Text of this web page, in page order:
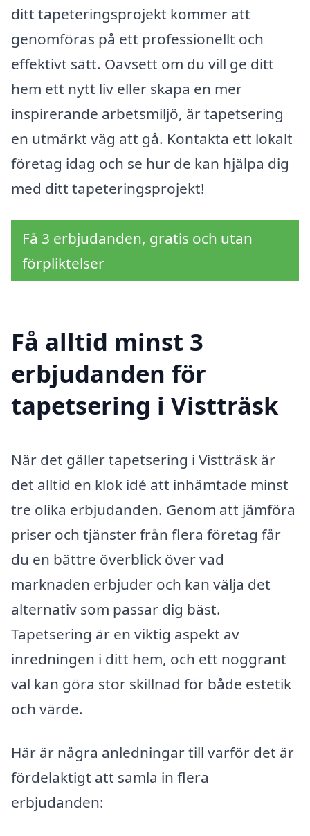
ditt tapeteringsprojekt kommer att
genomföras på ett professionellt och
effektivt sätt. Oavsett om du vill ge ditt
hem ett nytt liv eller skapa en mer
inspirerande arbetsmiljö, är tapetsering
en utmärkt väg att gå. Kontakta ett lokalt
företag idag och se hur de kan hjälpa dig
med ditt tapeteringsprojekt!
Få 3 erbjudanden, gratis och utan
förpliktelser
Få alltid minst 3
erbjudanden för
tapetsering i Vistträsk
När det gäller tapetsering i Vistträsk är
det alltid en klok idé att inhämtade minst
tre olika erbjudanden. Genom att jämföra
priser och tjänster från flera företag får
du en bättre överblick över vad
marknaden erbjuder och kan välja det
alternativ som passar dig bäst.
Tapetsering är en viktig aspekt av
inredningen i ditt hem, och ett noggrant
val kan göra stor skillnad för både estetik
och värde.
Här är några anledningar till varför det är
fördelaktigt att samla in flera
erbjudanden: